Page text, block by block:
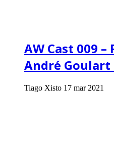
AW Cast 009 –
André Goulart
Tiago Xisto 17 mar 2021